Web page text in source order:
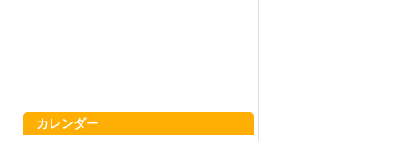
カレンダー